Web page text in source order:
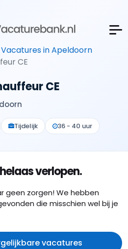
Vacatures in Apeldoorn
CE
CE
Tijdelijk 36 - 40 uur
verlopen.
geen zorgen! We hebben
die misschien wel bij je
vacatures